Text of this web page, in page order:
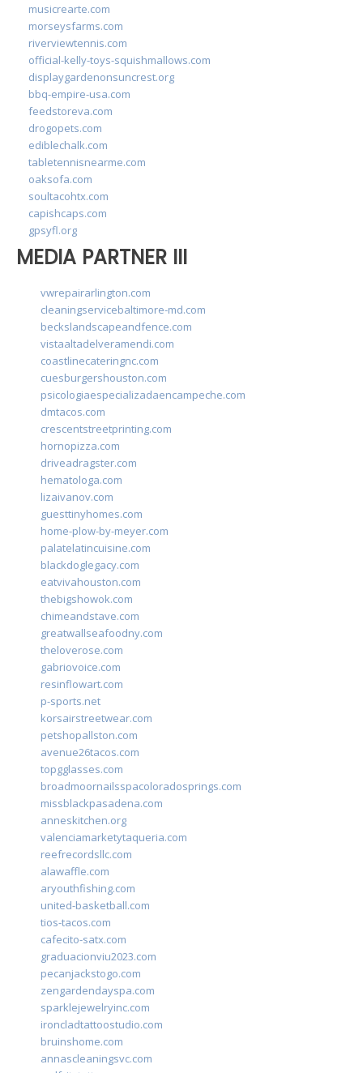
musicrearte.com
morseysfarms.com
riverviewtennis.com
official-kelly-toys-squishmallows.com
displaygardenonsuncrest.org
bbq-empire-usa.com
feedstoreva.com
drogopets.com
ediblechalk.com
tabletennisnearme.com
oaksofa.com
soultacohtx.com
capishcaps.com
gpsyfl.org
MEDIA PARTNER III
vwrepairarlington.com
cleaningservicebaltimore-md.com
beckslandscapeandfence.com
vistaaltadelveramendi.com
coastlinecateringnc.com
cuesburgershouston.com
psicologiaespecializadaencampeche.com
dmtacos.com
crescentstreetprinting.com
hornopizza.com
driveadragster.com
hematologa.com
lizaivanov.com
guesttinyhomes.com
home-plow-by-meyer.com
palatelatincuisine.com
blackdoglegacy.com
eatvivahouston.com
thebigshowok.com
chimeandstave.com
greatwallseafoodny.com
theloverose.com
gabriovoice.com
resinflowart.com
p-sports.net
korsairstreetwear.com
petshopallston.com
avenue26tacos.com
topgglasses.com
broadmoornailsspacoloradosprings.com
missblackpasadena.com
anneskitchen.org
valenciamarketytaqueria.com
reefrecordsllc.com
alawaffle.com
aryouthfishing.com
united-basketball.com
tios-tacos.com
cafecito-satx.com
graduacionviu2023.com
pecanjackstogo.com
zengardendayspa.com
sparklejewelryinc.com
ironcladtattoostudio.com
bruinshome.com
annascleaningsvc.com